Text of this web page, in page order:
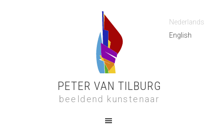
Nederlands
English
PETER VAN TILBURG
beeldend kunstenaar